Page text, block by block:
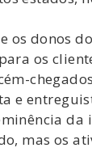
os donos
os
e
da
mas os